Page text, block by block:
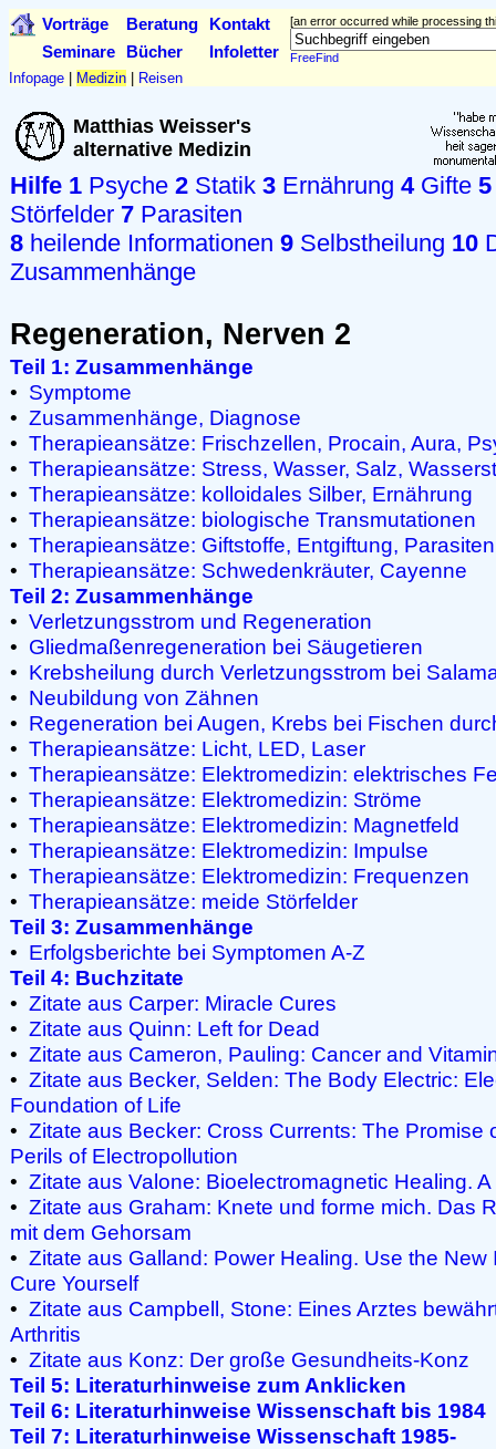
Vorträge Beratung Kontakt [an error occurred while processing
FreeFind
Seminare Bücher Infoletter
Infopage Medizin Reisen
Matthias Weisser's
alternative Medizin
Hilfe 1 Psyche 2 Statik 3 Ernährung 4Gifte 5
Störfelder 7 Parasiten
8 heilende Informationen 9 Selbstheilung 10
Zusammenhänge
Regeneration, Nerven 2
Teil 1: Zusammenhänge
• Symptome
• Zusammenhänge, Diagnose
• Therapieansätze: Frischzellen, Procain, Aura,
• Therapieansätze: Stress, Wasser, Salz,
• Therapieansätze: kolloidales Silber, Ernährung
• Therapieansätze: biologische Transmutationen
• Therapieansätze: Giftstoffe, Entgiftung, Parasiten
• Therapieansätze: Schwedenkräuter, Cayenne
Teil 2: Zusammenhänge
• Verletzungsstrom und Regeneration
• Gliedmaßenregeneration bei Säugetieren
• Krebsheilung durch Verletzungsstrom bei
• Neubildung von Zähnen
• Regeneration bei Augen, Krebs bei Fischen
• Therapieansätze: Licht, LED, Laser
• Therapieansätze: Elektromedizin: elektrisches
• Therapieansätze: Elektromedizin: Ströme
• Therapieansätze: Elektromedizin: Magnetfeld
• Therapieansätze: Elektromedizin: Impulse
• Therapieansätze: Elektromedizin: Frequenzen
• Therapieansätze: meide Störfelder
Teil 3: Zusammenhänge
• Erfolgsberichte bei Symptomen A-Z
Teil 4: Buchzitate
• Zitate aus Carper: Miracle Cures
• Zitate aus Quinn: Left for Dead
• Zitate aus Cameron, Pauling: Cancer and
• Zitate aus Becker, Selden: The Body Electric:
Foundation of Life
• Zitate aus Becker: Cross Currents: The Promise
Perils of Electropollution
• Zitate aus Valone: Bioelectromagnetic Healing.
• Zitate aus Graham: Knete und forme mich. Das
mit dem Gehorsam
• Zitate aus Galland: Power Healing. Use the
Cure Yourself
• Zitate aus Campbell, Stone: Eines Arztes
Arthritis
• Zitate aus Konz: Der große Gesundheits-Konz
Teil 5: Literaturhinweise zum Anklicken
Teil 6: Literaturhinweise Wissenschaft bis 1984
Teil 7: Literaturhinweise Wissenschaft 1985-